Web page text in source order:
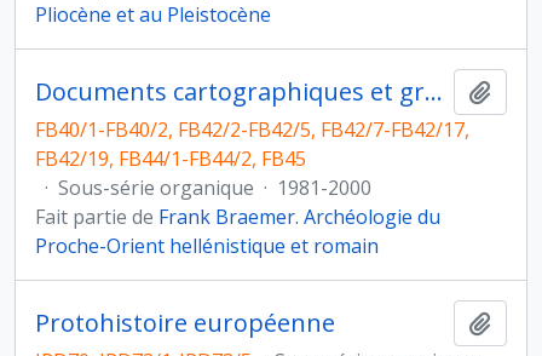
Pliocène et au Pleistocène
Documents cartographiques et graphiques
FB40/1-FB40/2, FB42/2-FB42/5, FB42/7-FB42/17,
FB42/19, FB44/1-FB44/2, FB45
· Sous-série organique · 1981-2000
Fait partie de Frank Braemer. Archéologie du
Proche-Orient hellénistique et romain
Protohistoire européenne